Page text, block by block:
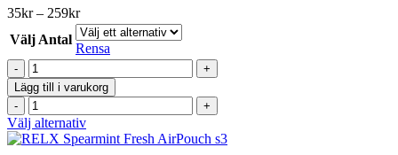
mängd
De
olika
alternativen
väljas
produktsidan
35kr – 259krPrisintervall:
35kr
till
259kr
Välj Antal
Rensa
RELX
Nikotin
AirPouch
-
Strawberry
Lush
Lägg till i varukorg
RELX
Nikotin
AirPouch
Välj alternativDen
här